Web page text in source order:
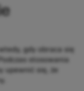
gdy obraca się
stosowania
upewnić się, że